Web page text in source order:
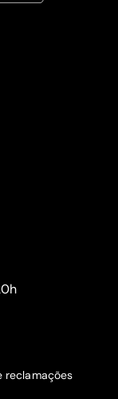
reclamações